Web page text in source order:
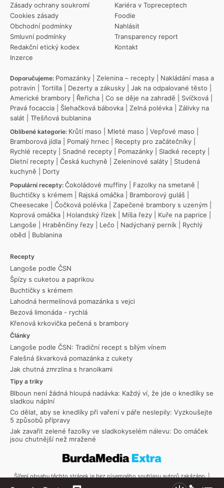
Zásady ochrany soukromí
Cookies zásady
Obchodní podmínky
Smluvní podmínky
Redakční etický kodex
Inzerce
Kariéra v Topreceptech
Foodie
Nahlásit
Transparency report
Kontakt
Doporučujeme: Pomazánky Zelenina – recepty
Nakládání masa a
potravin
Tortilla Dezerty a zákusky Jak na odpalované těsto
Americké brambory
Řeřicha Co se děje na zahradě Svíčková
Pravá focaccia
Šlehačková bábovka Zelná polévka
Zálivky na
salát
Třešňová bublanina
Oblíbené kategorie: Krůtí maso Mleté maso Vepřové maso
Bramborová jídla
Pomalý hrnec Recepty pro začátečníky
Rychlé recepty
Snadné recepty Pomazánky Sladké recepty
Dietní recepty
Česká kuchyně Zeleninové saláty
Studená
kuchyně
Dorty
Populární recepty: Čokoládové muffiny Fazolky na smetaně
Buchtičky s krémem
Rajská omáčka Bramborový guláš
Cheesecake
Čočková polévka Zapečené brambory s uzeným
Koprová omáčka
Holandský řízek Míša řezy Kuře na paprice
Langoše
Hraběnčiny řezy Lečo Nadýchaný perník
Rychlý
oběd
Bublanina
Recepty
Langoše podle ČSN
Špízy s cuketou a paprikou
Buchtičky s krémem
Lahodná hermelínová pomazánka s vejci
Bezová limonáda - rychlá
Křenová krkovička pečená s brambory
Články
Langoše podle ČSN: Tradiční recept s bílým vínem
Falešná škvarková pomazánka z cukety
Jak chutná zmrzlina s hranolkami
Tipy a triky
Blboun není žádná hloupá nadávka: Každý ví, že jde o knedlíky se
sladkou náplní
Co dělat, aby se knedlíky při vaření v páře neslepily: Vyzkoušejte
5 způsobů přípravy
Jak zavařit zelené fazolky ve sladkokyselém nálevu: Do omáček
jsou chutnější než mražené
Šíření obsahu těchto stránek je bez písemného souhlasu autorů zakázáno. |